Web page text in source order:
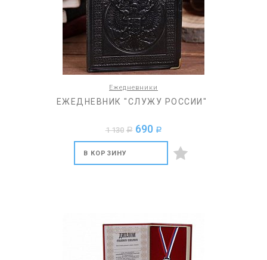
Ежедневники
ЕЖЕДНЕВНИК "СЛУЖУ РОССИИ"
1 130 a 690 a
В КОРЗИНУ